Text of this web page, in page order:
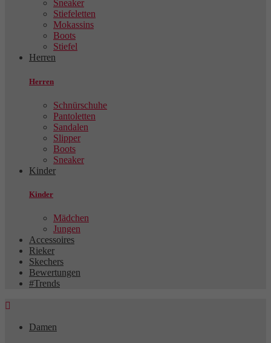
Sneaker
Stiefeletten
Mokassins
Boots
Stiefel
Herren
Herren
Schnürschuhe
Pantoletten
Sandalen
Slipper
Boots
Sneaker
Kinder
Kinder
Mädchen
Jungen
Accessoires
Rieker
Skechers
Bewertungen
#Trends

Damen